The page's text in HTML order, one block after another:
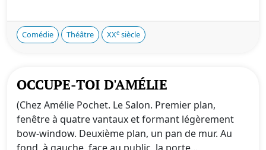
Comédie Théâtre XXe siècle
OCCUPE-TOI D'AMÉLIE
(Chez Amélie Pochet. Le Salon. Premier plan,
fenêtre à quatre vantaux et formant légèrement
bow-window. Deuxième plan, un pan de mur. Au